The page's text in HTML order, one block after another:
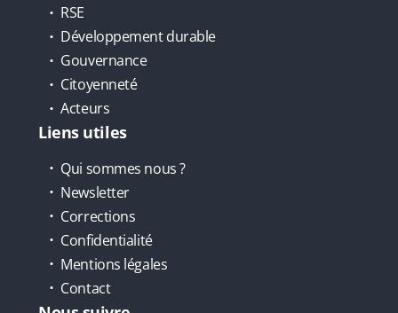
RSE
Développement durable
Gouvernance
Citoyenneté
Acteurs
Liens utiles
Qui sommes nous ?
Newsletter
Corrections
Confidentialité
Mentions légales
Contact